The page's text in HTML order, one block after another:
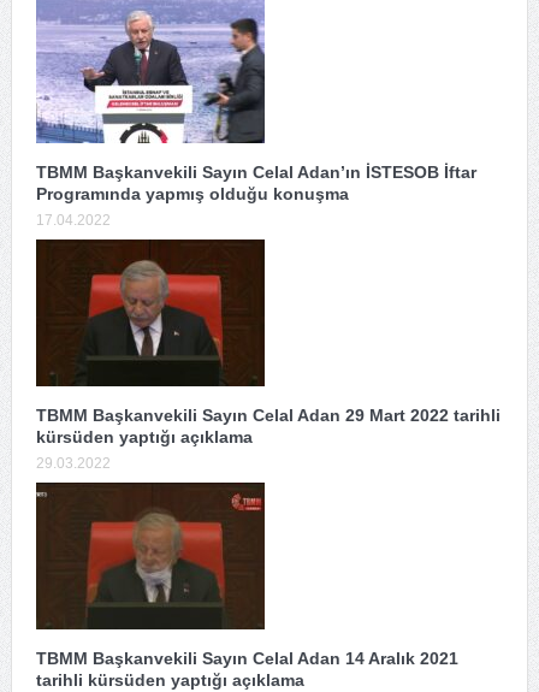
TBMM Başkanvekili Sayın Celal Adan’ın İSTESOB İftar
Programında yapmış olduğu konuşma
17.04.2022
TBMM Başkanvekili Sayın Celal Adan 29 Mart 2022 tarihli
kürsüden yaptığı açıklama
29.03.2022
TBMM Başkanvekili Sayın Celal Adan 14 Aralık 2021
tarihli kürsüden yaptığı açıklama